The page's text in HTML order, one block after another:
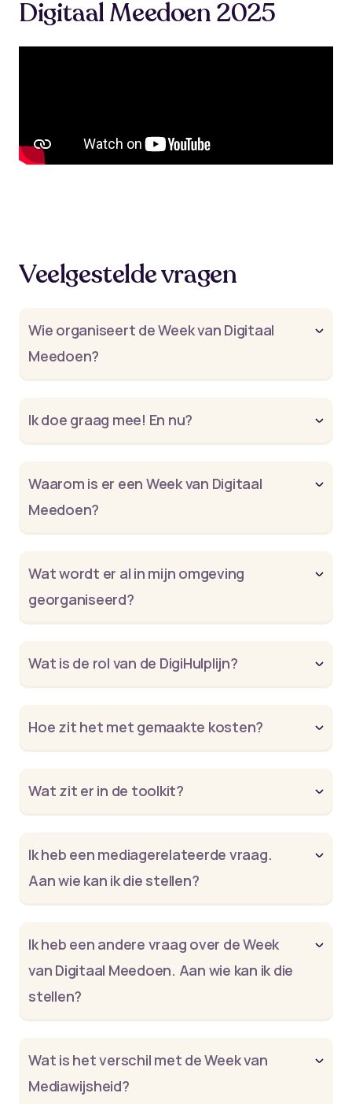
Digitaal Meedoen 2025
Veelgestelde vragen
Wie organiseert de Week van Digitaal
Meedoen?
Ik doe graag mee! En nu?
Waarom is er een Week van Digitaal
Meedoen?
Wat wordt er al in mijn omgeving
georganiseerd?
Wat is de rol van de DigiHulplijn?
Hoe zit het met gemaakte kosten?
Wat zit er in de toolkit?
Ik heb een mediagerelateerde vraag.
Aan wie kan ik die stellen?
Ik heb een andere vraag over de Week
van Digitaal Meedoen. Aan wie kan ik die
stellen?
Wat is het verschil met de Week van
Mediawijsheid?